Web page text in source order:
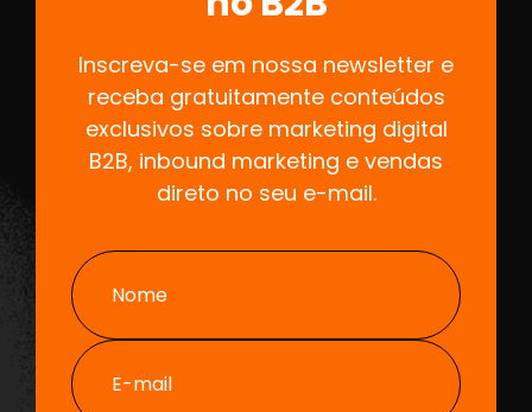
Inscreva-se em nossa newsletter e
receba gratuitamente conteúdos
exclusivos sobre marketing digital
B2B, inbound marketing e vendas
direto no seu e-mail.
Nome
E-mail